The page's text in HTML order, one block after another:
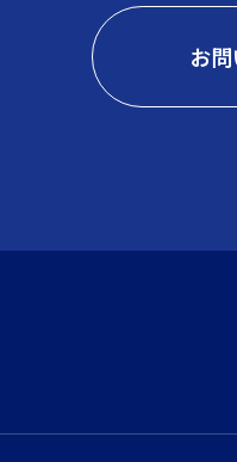
お